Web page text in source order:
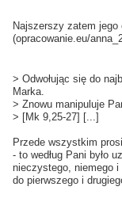
Najszerszy zatem jego
(opracowanie.eu/
> Odwołując się do
Marka.
> Znowu manipuluje
> [Mk 9,25-27] [...]
Przede wszystkim
- to według Pani było
nieczystego, niemego
do pierwszego i